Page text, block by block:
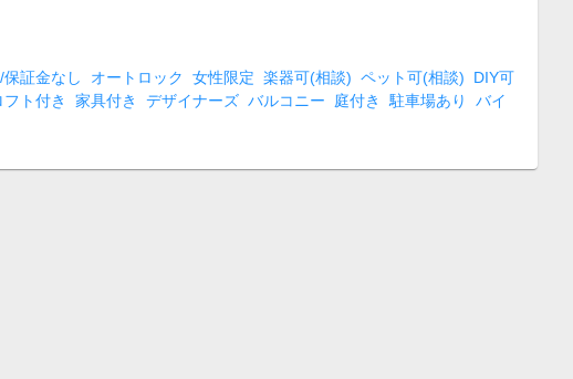
保証金なし オートロック 女性限定 楽器可(相談) ペット可(相談)
DIY可
フト付き 家具付き デザイナーズ バルコニー 庭付き 駐車場あり
バイ